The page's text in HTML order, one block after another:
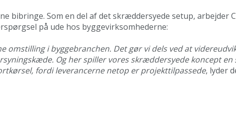
bibringe. Som en del af det skræddersyede setup, arbejder
på ude hos byggevirksomhederne:
i byggebranchen. Det gør vi dels ved at
Og her spiller vores skræddersyede koncept
fordi leverancerne netop er projekttilpassede, lyder